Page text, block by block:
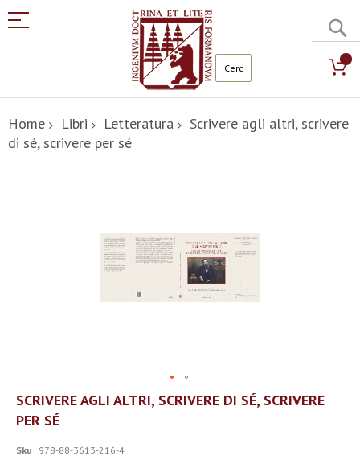
al
contenuto
Home Libri Letteratura
Scrivere agli altri, scrivere
di sé, scrivere per sé
Vai
all'inizio
della
di
SCRIVERE AGLI ALTRI, SCRIVERE DI SÉ, SCRIVERE
PER SÉ
Sku 978-88-3613-216-4